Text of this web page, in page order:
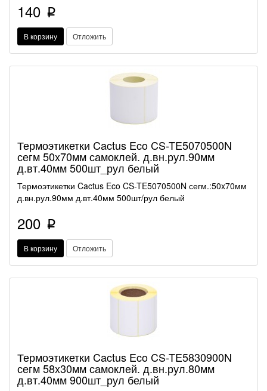
140 p
В корзину Отложить
Термоэтикетки Cactus Eco CS-TE5070500N
сегм 50x70мм самоклей. д.вн.рул.90мм
д.вт.40мм 500шт_рул белый
Термоэтикетки Cactus Eco CS-TE5070500N сегм.:50x70мм
д.вн.рул.90мм д.вт.40мм 500шт/рул белый
200 p
В корзину Отложить
Термоэтикетки Cactus Eco CS-TE5830900N
сегм 58x30мм самоклей. д.вн.рул.80мм
д.вт.40мм 900шт_рул белый